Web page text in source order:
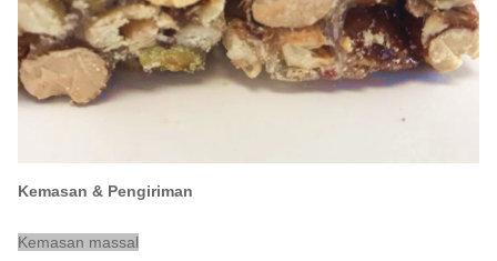
Sampel: Tersedia
1. Surat Keterangan Asal
Kemasan & Pengiriman
Kemasan massal